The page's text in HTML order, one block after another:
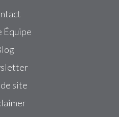
Équipe
site